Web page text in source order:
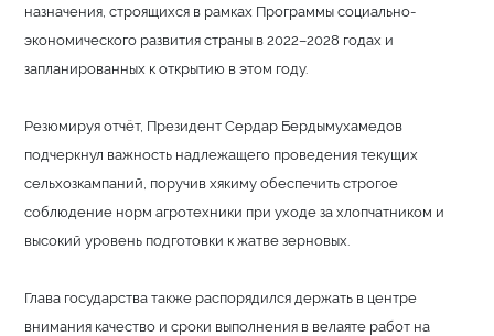
назначения, строящихся в рамках Программы социально-
экономического развития страны в 2022–2028 годах и
запланированных к открытию в этом году.
Резюмируя отчёт, Президент Сердар Бердымухамедов
подчеркнул важность надлежащего проведения текущих
сельхозкампаний, поручив хякиму обеспечить строгое
соблюдение норм агротехники при уходе за хлопчатником и
высокий уровень подготовки к жатве зерновых.
Глава государства также распорядился держать в центре
внимания качество и сроки выполнения в велаяте работ на